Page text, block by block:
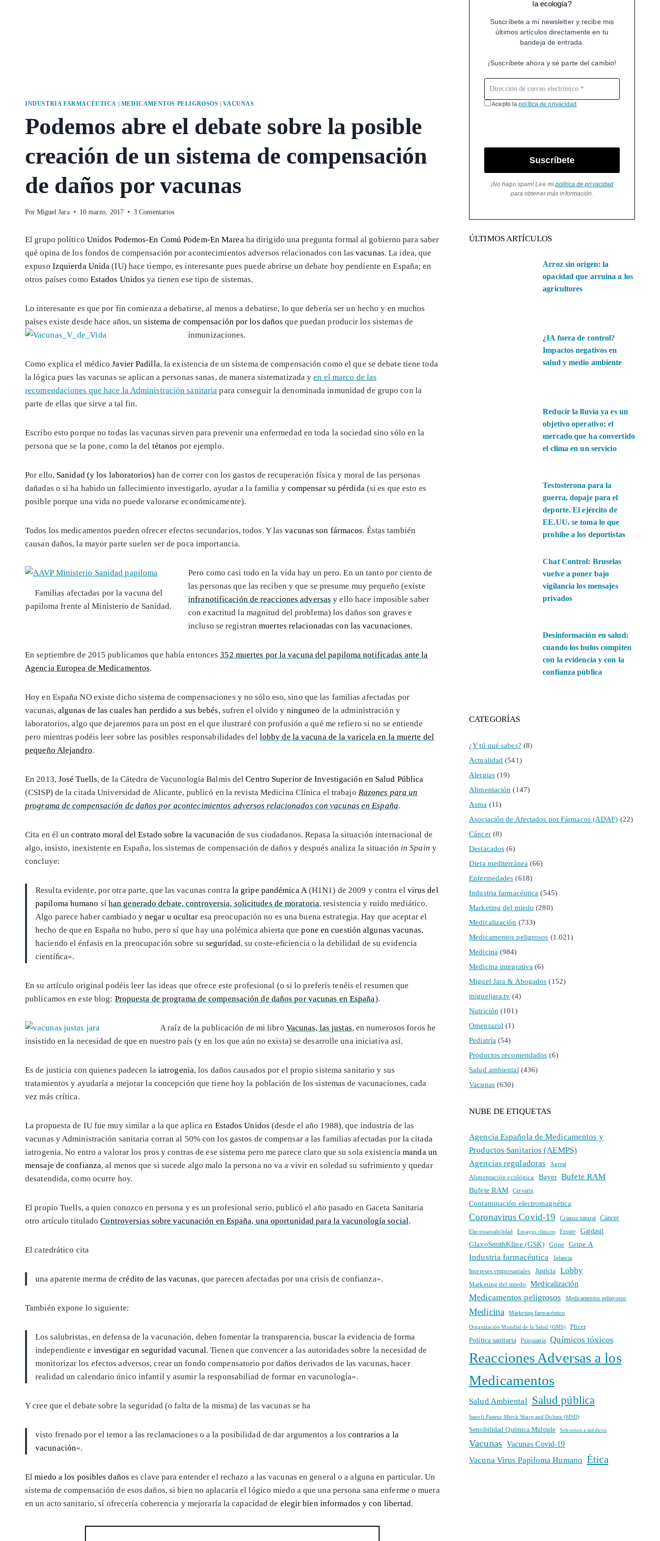
INDUSTRIA FARMACÉUTICA MEDICAMENTOS PELIGROSOS |VACUNAS
Podemos abre el debate sobre la posible
creación de un sistema de compensación
de daños por vacunas
Por Miguel Jara 10 marzo, 2017 3 Comentarios
El grupo político Unidos Podemos-En Comú Podem-En Mareaha dirigido una pregunta formal al gobierno para saber
qué opina de los fondos de compensación por acontecimientos adversos relacionados con lasvacunas. La idea, que
expuso Izquierda Unida (IU) hace tiempo, es interesante pues puede abrirse un debate hoy pendiente en España; en
otros países como Estados Unidos ya tienen ese tipo de sistemas.
Lo interesante es que por fin comienza a debatirse, al menos a debatirse, lo que debería ser un hecho y en muchos
países existe desde hace años, unsistema de compensación por los daños que puedan producir los sistemas de
inmunizaciones.
Como explica el médicoJavier Padilla, la existencia de un sistema de compensación como el que se debate tiene toda
la lógica pues las vacunas se aplican a personas sanas, de manera sistematizada yen el marco de las
recomendaciones que hace la Administración sanitaria para conseguir la denominada inmunidad de grupo con la
parte de ellas que sirve a tal fin.
Escribo esto porque no todas las vacunas sirven para prevenir una enfermedad en toda la sociedad sino sólo en la
persona que se la pone, como la del tétanos por ejemplo.
Por ello, Sanidad (y los laboratorios) han de correr con los gastos de recuperación física y moral de las personas
dañadas o si ha habido un fallecimiento investigarlo, ayudar a la familia y compensar su pérdida(si es que esto es
posible porque una vida no puede valorarse económicamente).
Todos los medicamentos pueden ofrecer efectos secundarios, todos. Y lasvacunas son fármacos. Éstas también
causan daños, la mayor parte suelen ser de poca importancia.
Familias afectadas por la vacuna del
papiloma frente al Ministerio de Sanidad.
Pero como casi todo en la vida hay un pero. En un tanto por ciento de
las personas que las reciben y que se presume muy pequeño (existe
infranotificación de reacciones adversas y ello hace imposible saber
con exactitud la magnitud del problema) los daños son graves e
incluso se registranmuertes relacionadas con las vacunaciones.
En septiembre de 2015 publicamos que había entonces352 muertes por la vacuna del papiloma notificadas ante la
Agencia Europea de Medicamentos.
Hoy en España NO existe dicho sistema de compensaciones y no sólo eso, sino que las familias afectadas por
vacunas, algunas de las cuales han perdido a sus bebés, sufren el olvido y ninguneo de la administración y
laboratorios, algo que dejaremos para un post en el que ilustraré con profusión a qué me refiero si no se entiende
pero mientras podéis leer sobre las posibles responsabilidades del lobby de la vacuna de la varicela en la muerte del
pequeño Alejandro.
En 2013, José Tuells, de la Cátedra de Vacunología Balmis delCentro Superior de Investigación en Salud Pública
(CSISP) de la citada Universidad de Alicante, publicó en la revista Medicina Clínica el trabajo Razones para un
programa de compensación de daños por acontecimientos adversos relacionados con vacunas en España.
Cita en él uncontrato moral del Estado sobre la vacunación de sus ciudadanos. Repasa la situación internacional de
algo, insisto, inexistente en España, los sistemas de compensación de daños y después analiza la situación in Spain y
concluye:
Resulta evidente, por otra parte, que las vacunas contrala gripe pandémica A(H1N1) de 2009 y contra el virus del
papiloma humano sí han generado debate, controversia, solicitudes de moratoria, resistencia y ruido mediático.
Algo parece haber cambiado y negar u ocultar esa preocupación no es una buena estrategia. Hay que aceptar el
hecho de que en España no hubo, pero sí que hay una polémica abierta que pone en cuestión algunas vacunas,
haciendo el énfasis en la preocupación sobre su seguridad, su coste-eﬁciencia o la debilidad de su evidencia
cientíﬁca».
En su artículo original podéis leer las ideas que ofrece este profesional (o si lo preferís tenéis el resumen que
publicamos en este blog: Propuesta de programa de compensación de daños por vacunas en España).
A raíz de la publicación de mi libro Vacunas, las justas, en numerosos foros he
insistido en la necesidad de que en nuestro país (y en los que aún no exista) se desarrolle una iniciativa así.
Es de justicia con quienes padecen la iatrogenia, los daños causados por el propio sistema sanitario y sus
tratamientos y ayudaría a mejorar la concepción que tiene hoy la población de los sistemas de vacunaciones, cada
vez más crítica.
La propuesta de IU fue muy similar a la que aplica en Estados Unidos (desde el año 1988), que industria de las
vacunas y Administración sanitaria corran al 50% con los gastos de compensar a las familias afectadas por la citada
iatrogenia. No entro a valorar los pros y contras de ese sistema pero me parece claro que su sola existenciamanda un
mensaje de confianza, al menos que si sucede algo malo la persona no va a vivir en soledad su sufrimiento y quedar
desatendida, como ocurre hoy.
El propio Tuells, a quien conozco en persona y es un profesional serio, publicó el año pasado en Gaceta Sanitaria
otro artículo tituladoControversias sobre vacunación en España, una oportunidad para la vacunología social.
El catedrático cita
una aparente merma decrédito de las vacunas, que parecen afectadas por una crisis de confianza».
También expone lo siguiente:
Los salubristas, en defensa de la vacunación, deben fomentar la transparencia, buscar la evidencia de forma
independiente e investigar en seguridad vacunal. Tienen que convencer a las autoridades sobre la necesidad de
monitorizar los efectos adversos, crear un fondo compensatorio por daños derivados de las vacunas, hacer
realidad un calendario único infantil y asumir la responsabiliad de formar en vacunología».
Y cree que el debate sobre la seguridad (o falta de la misma) de las vacunas se ha
visto frenado por el temor a las reclamaciones o a la posibilidad de dar argumentos a loscontrarios a la
vacunación«.
Elmiedo a los posibles daños es clave para entender el rechazo a las vacunas en general o a alguna en particular. Un
sistema de compensación de esos daños, si bien no aplacaría el lógico miedo a que una persona sana enferme o muera
en un acto sanitario, sí ofrecería coherencia y mejoraría la capacidad de elegir bien informados y con libertad.
la ecología?
Suscríbete a mi newsletter y recibe mis
últimos artículos directamente en tu
bandeja de entrada.
¡Suscríbete ahora y sé parte del cambio!
Acepto lapolítica de privacidad
Suscríbete
¡No hago spam! Lee mipolítica de privacidad
para obtener más información.
ÚLTIMOS ARTÍCULOS
Arroz sin origen: la
opacidad que arruina a los
agricultores
¿IA fuera de control?
Impactos negativos en
salud y medio ambiente
Reducir la lluvia ya es un
objetivo operativo: el
mercado que ha convertido
el clima en un servicio
Testosterona para la
guerra, dopaje para el
deporte. El ejército de
EE.UU. se toma lo que
prohíbe a los deportistas
Chat Control: Bruselas
vuelve a poner bajo
vigilancia los mensajes
privados
Desinformación en salud:
cuando los bulos compiten
con la evidencia y con la
confianza pública
CATEGORÍAS
¿Y tú qué sabes? (8)
Actualidad (541)
Alergias(19)
Alimentación (147)
Asma (11)
Asociación de Afectados por Fármacos (ADAF) (22)
Cáncer(8)
Destacados (6)
Dieta mediterránea (66)
Enfermedades (618)
Industria farmacéutica (545)
Marketing del miedo (280)
Medicalización (733)
Medicamentos peligrosos (1.021)
Medicina (984)
Medicina integrativa (6)
Miguel Jara & Abogados (152)
migueljara.tv (4)
Nutrición (101)
Omeprazol (1)
Pediatría (54)
Productos recomendados (6)
Salud ambiental (436)
Vacunas(630)
NUBE DE ETIQUETAS
Agencia Española de Medicamentos y
Productos Sanitarios (AEMPS)
Agencias reguladoras
Agreal
Alimentación ecológica Bayer Bufete RAM
Bufete RAM Cervarix
Contaminación electromagnética
Coronavirus Covid-19 Crianza natural Cáncer
Electrosensibilidad Ensayos clínicos Essure Gardasil
GlaxoSmithKline (GSK) Gripe Gripe A
Industria farmacéutica Infancia
Intereses empresariales Justicia Lobby
Marketing del miedo Medicalización
Medicamentos peligrosos Medicamentos peligrosos
Medicina Márketing farmacéutico
Organización Mundial de la Salud (OMS) Pfizer
Política sanitaria Psiquiatría Químicos tóxicos
Reacciones Adversas a los
Medicamentos
Salud Ambiental Salud pública
Sanofi Pasteur Merck Sharp and Dohme (MSD)
Sensibilidad Química Múltiple Sobornos a médicos
Vacunas Vacunas Covid-19
Vacuna Virus Papiloma Humano Ética